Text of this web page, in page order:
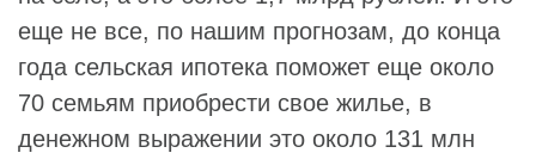
еще не все, по нашим прогнозам, до конца
года сельская ипотека поможет еще около
70 семьям приобрести свое жилье, в
денежном выражении это около 131 млн